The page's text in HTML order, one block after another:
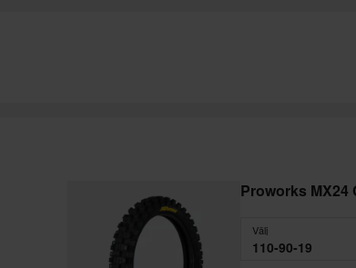
Proworks
Välj
110-90-19